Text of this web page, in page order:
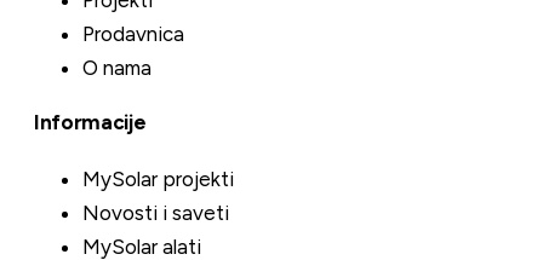
Prodavnica
O nama
Informacije
MySolar projekti
Novosti i saveti
MySolar alati